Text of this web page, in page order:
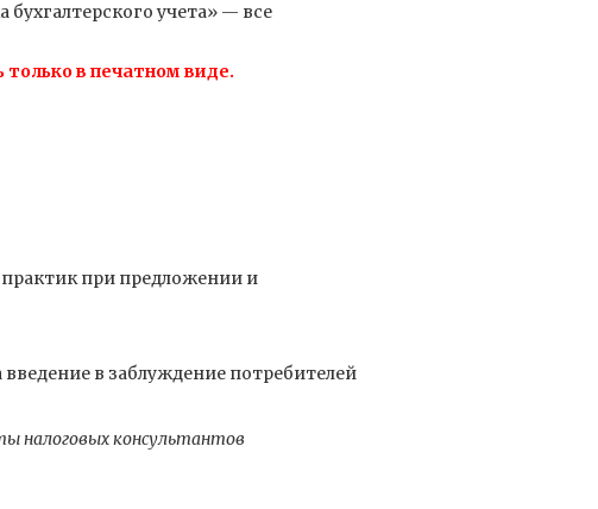
учета» — все
только в печатном виде.
при предложении и
в заблуждение потребителей
налоговых консультантов